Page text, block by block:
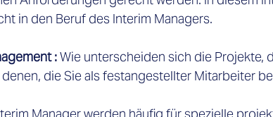
in den Beruf des Interim Managers.
: Wie unterscheiden sich die Projekte,
die Sie als festangestellter Mitarbeiter